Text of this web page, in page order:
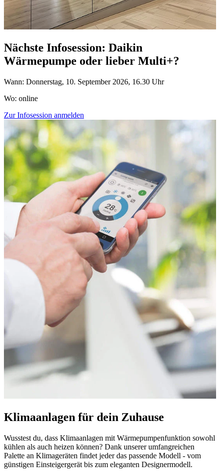
Nächste Infosession: Daikin
Wärmepumpe oder lieber Multi+?
Wann: Donnerstag, 10. September 2026, 16.30 Uhr
Wo: online
Zur Infosession anmelden
Klimaanlagen für dein Zuhause
Wusstest du, dass Klimaanlagen mit Wärmepumpenfunktion sowohl
kühlen als auch heizen können? Dank unserer umfangreichen
Palette an Klimageräten findet jeder das passende Modell - vom
günstigen Einsteigergerät bis zum eleganten Designermodell.